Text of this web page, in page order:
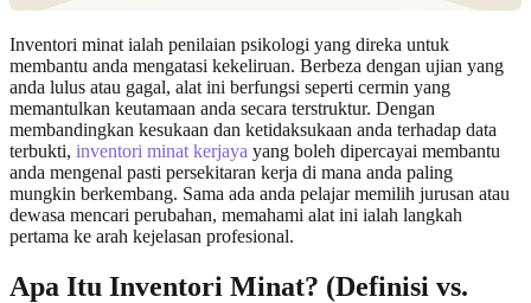
Inventori minat ialah penilaian psikologi yang direka untuk
membantu anda mengatasi kekeliruan. Berbeza dengan ujian yang
anda lulus atau gagal, alat ini berfungsi seperti cermin yang
memantulkan keutamaan anda secara terstruktur. Dengan
membandingkan kesukaan dan ketidaksukaan anda terhadap data
terbukti, inventori minat kerjaya yang boleh dipercayai membantu
anda mengenal pasti persekitaran kerja di mana anda paling
mungkin berkembang. Sama ada anda pelajar memilih jurusan atau
dewasa mencari perubahan, memahami alat ini ialah langkah
pertama ke arah kejelasan profesional.
Apa Itu Inventori Minat? (Definisi vs.